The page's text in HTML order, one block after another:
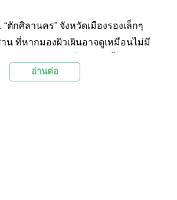
กศิลานคร” จังหวัดเมืองรองเล็กๆ
น ที่หากมองผิวเผินอาจดูเหมือนไม่มี
ยู่หลายแห่งด้วยกัน ที่จะเผยให้เราได้
งแจ่มชัด
อ่านต่อ